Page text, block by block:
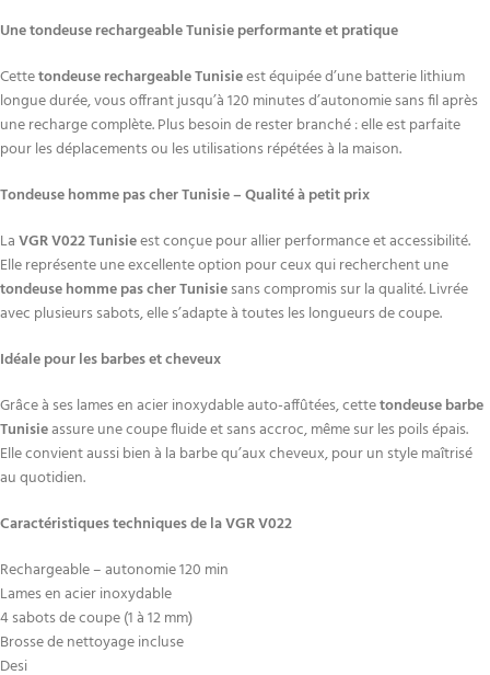
Une tondeuse rechargeable Tunisie performante et pratique
Cettetondeuse rechargeable Tunisieest équipée d’une batterie lithium
longue durée, vous offrant jusqu’à 120 minutes d’autonomie sans fil après
une recharge complète. Plus besoin de rester branché : elle est parfaite
pour les déplacements ou les utilisations répétées à la maison.
Tondeuse homme pas cher Tunisie – Qualité à petit prix
LaVGR V022 Tunisieest conçue pour allier performance et accessibilité.
Elle représente une excellente option pour ceux qui recherchent une
tondeuse homme pas cher Tunisiesans compromis sur la qualité. Livrée
avec plusieurs sabots, elle s’adapte à toutes les longueurs de coupe.
Idéale pour les barbes et cheveux
Grâce à ses lames en acier inoxydable auto-affûtées, cettetondeuse barbe
Tunisieassure une coupe fluide et sans accroc, même sur les poils épais.
Elle convient aussi bien à la barbe qu’aux cheveux, pour un style maîtrisé
au quotidien.
Caractéristiques techniques de la VGR V022
Rechargeable – autonomie 120 min
Lames en acier inoxydable
4 sabots de coupe (1 à 12 mm)
Brosse de nettoyage incluse
Desi